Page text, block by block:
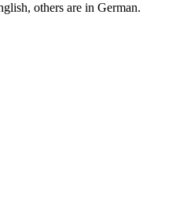
others are in German.